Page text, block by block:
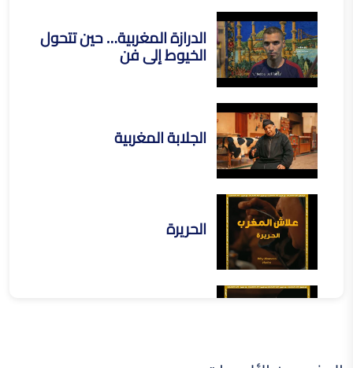
الدرازة المغربية… حين تتحول
الخيوط إلى فن
الجلابة المغربية
الحريرة